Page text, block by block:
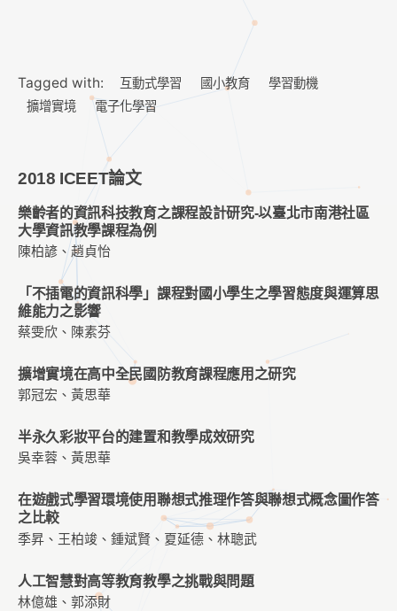
Tagged with: 互動式學習 國小教育
學習動機
擴增實境
電子化學習
2018 ICEET論文
樂齡者的資訊科技教育之課程設計研究-以臺北市南港社區
大學資訊教學課程為例
陳柏諺、趙貞怡
「不插電的資訊科學」課程對國小學生之學習態度與運算思
維能力之影響
蔡雯欣、陳素芬
擴增實境在高中全民國防教育課程應用之研究
郭冠宏、黃思華
半永久彩妝平台的建置和教學成效研究
吳幸蓉、黃思華
在遊戲式學習環境使用聯想式推理作答與聯想式概念圖作答
之比較
季昇、王柏竣、鍾斌賢、夏延德、林聰武
人工智慧對高等教育教學之挑戰與問題
林億雄、郭添財